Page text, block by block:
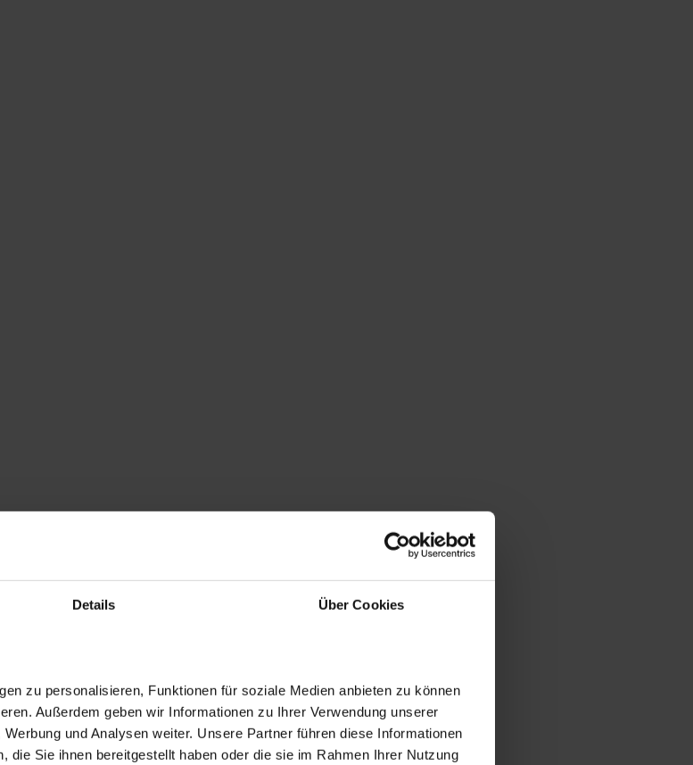
Details Über Cookies
zu personalisieren, Funktionen für soziale Medien anbieten zu können
Außerdem geben wir Informationen zu Ihrer Verwendung unserer
und Analysen weiter. Unsere Partner führen diese Informationen
die Sie ihnen bereitgestellt haben oder die sie im Rahmen Ihrer Nutzung